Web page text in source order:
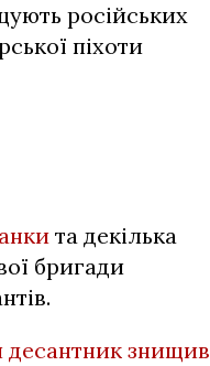
російських
піхоти
та декілька
бригади
знищив